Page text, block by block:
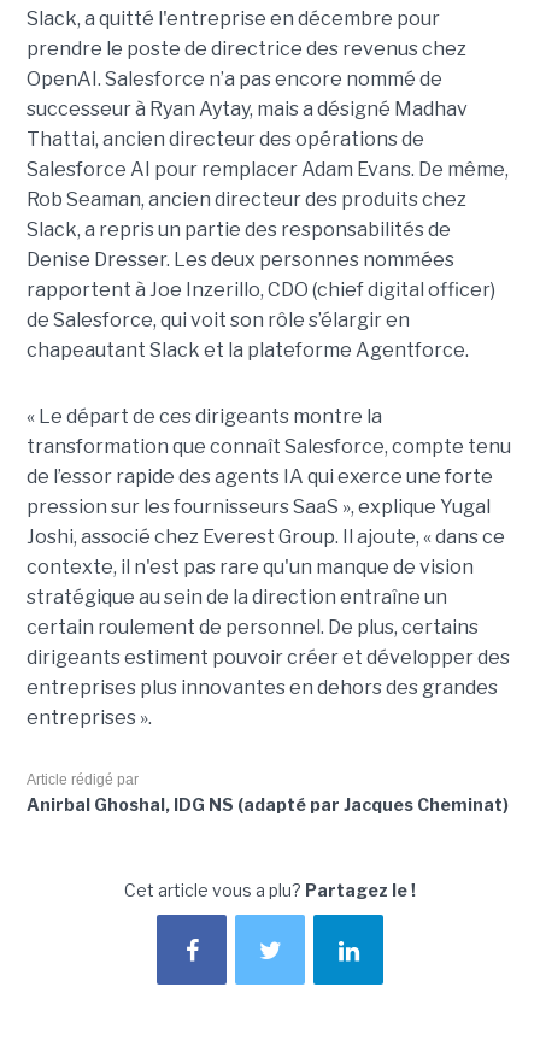
Slack, a quitté l'entreprise en décembre pour
prendre le poste de directrice des revenus chez
OpenAI. Salesforce n’a pas encore nommé de
successeur à Ryan Aytay, mais a désigné Madhav
Thattai, ancien directeur des opérations de
Salesforce AI pour remplacer Adam Evans. De même,
Rob Seaman, ancien directeur des produits chez
Slack, a repris un partie des responsabilités de
Denise Dresser. Les deux personnes nommées
rapportent à Joe Inzerillo, CDO (chief digital officer)
de Salesforce, qui voit son rôle s’élargir en
chapeautant Slack et la plateforme Agentforce.
« Le départ de ces dirigeants montre la
transformation que connaît Salesforce, compte tenu
de l’essor rapide des agents IA qui exerce une forte
pression sur les fournisseurs SaaS », explique Yugal
Joshi, associé chez Everest Group. Il ajoute, « dans ce
contexte, il n'est pas rare qu'un manque de vision
stratégique au sein de la direction entraîne un
certain roulement de personnel. De plus, certains
dirigeants estiment pouvoir créer et développer des
entreprises plus innovantes en dehors des grandes
entreprises ».
Article rédigé par
Anirbal Ghoshal, IDG NS (adapté par Jacques Cheminat)
Cet article vous a plu? Partagez le !